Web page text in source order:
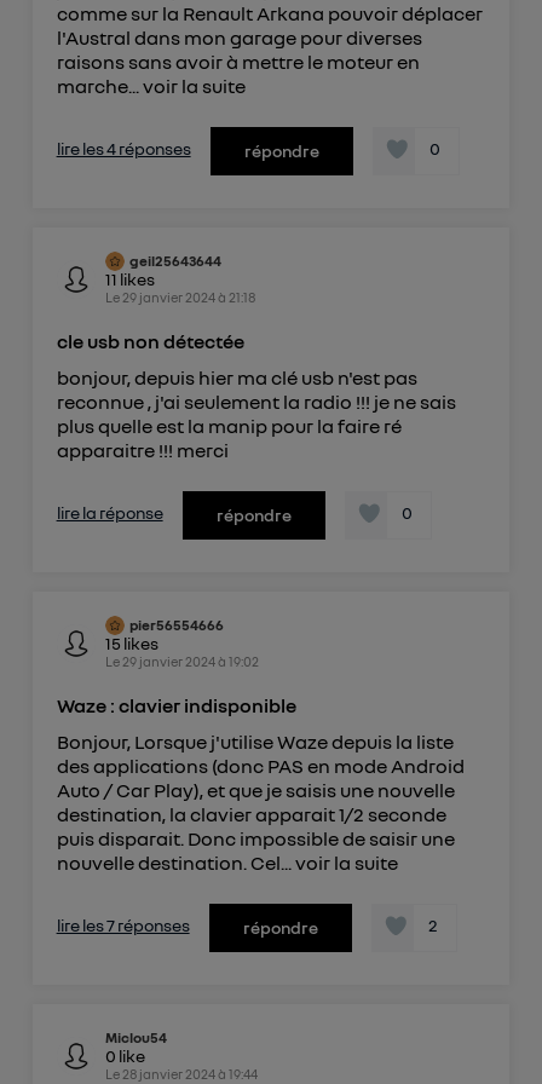
comme sur la Renault Arkana pouvoir déplacer
l'Austral dans mon garage pour diverses
raisons sans avoir à mettre le moteur en
marche... voir la suite
lire les 4 réponses répondre 0
geil25643644
11 likes
Le 29 janvier 2024à 21:18
cle usb non détectée
bonjour, depuis hier ma clé usb n'est pas
reconnue , j'ai seulement la radio !!! je ne sais
plus quelle est la manip pour la faire ré
apparaitre !!! merci
lire la réponse répondre 0
pier56554666
15 likes
Le 29 janvier 2024à 19:02
Waze : clavier indisponible
Bonjour, Lorsque j'utilise Waze depuis la liste
des applications (donc PAS en mode Android
Auto / Car Play), et que je saisis une nouvelle
destination, la clavier apparait 1/2 seconde
puis disparait. Donc impossible de saisir une
nouvelle destination. Cel... voir la suite
lire les 7 réponses répondre 2
Miclou54
0 like
Le 28 janvier 2024à 19:44
de votre contrat internet (ex : votre numéro de
téléphone).
L'identifiant est associé à votre connexion
internet. Ainsi, toutes les personnes utilisant la
même connexion et ayant consenties se verront
attribuer le même identifiant. En général :
connexion foyer(ex : Wi-Fi), la personnalisation sera basée
Vous pouvez à tout moment retirer ce
consentement surle portail d’Utiq
") ou via la page « gérer Utiq » en bas de ce site.
Politique d'information sur les données
personnelles d'Utiq.